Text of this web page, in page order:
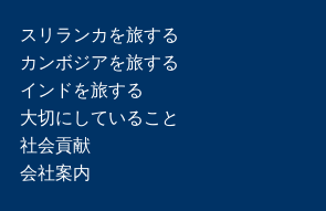
スリランカを旅する
カンボジアを旅する
インドを旅する
大切にしていること
社会貢献
会社案内